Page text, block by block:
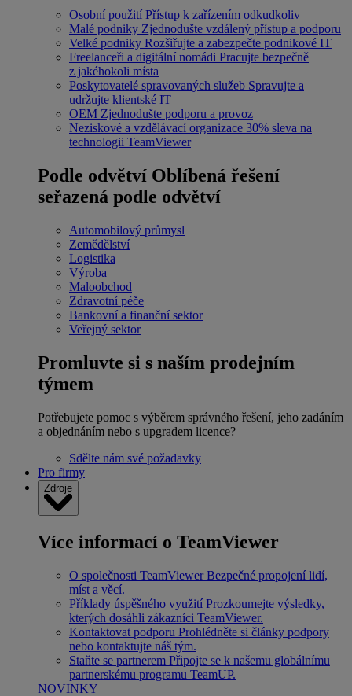
Osobní použití Přístup k zařízením odkudkoliv
Malé podniky Zjednodušte vzdálený přístup a podporu
Velké podniky Rozšiřujte a zabezpečte podnikové IT
Freelanceři a digitální nomádi Pracujte bezpečně
z jakéhokoli místa
Poskytovatelé spravovaných služeb Spravujte a
udržujte klientské IT
OEM Zjednodušte podporu a provoz
Neziskové a vzdělávací organizace 30% sleva na
technologii TeamViewer
Podle odvětví Oblíbená řešení
seřazená podle odvětví
Automobilový průmysl
Zemědělství
Logistika
Výroba
Maloobchod
Zdravotní péče
Bankovní a finanční sektor
Veřejný sektor
Promluvte si s naším prodejním
týmem
Potřebujete pomoc s výběrem správného řešení, jeho zadáním
a objednáním nebo s upgradem licence?
Sdělte nám své požadavky
Pro firmy
Zdroje
Více informací o TeamViewer
O společnosti TeamViewer Bezpečné propojení lidí,
míst a věcí.
Příklady úspěšného využití Prozkoumejte výsledky,
kterých dosáhli zákazníci TeamViewer.
Kontaktovat podporu Prohlédněte si články podpory
nebo kontaktujte náš tým.
Staňte se partnerem Připojte se k našemu globálnímu
partnerskému programu TeamUP.
NOVINKY